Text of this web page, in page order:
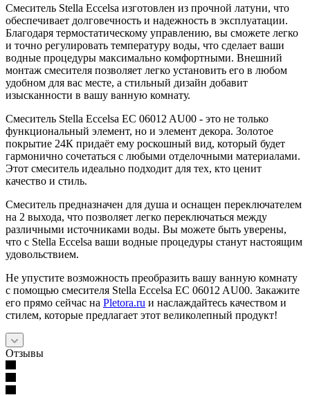
Смеситель Stella Eccelsa изготовлен из прочной латуни, что
обеспечивает долговечность и надежность в эксплуатации.
Благодаря термостатическому управлению, вы сможете легко
и точно регулировать температуру воды, что сделает ваши
водные процедуры максимально комфортными. Внешний
монтаж смесителя позволяет легко установить его в любом
удобном для вас месте, а стильный дизайн добавит
изысканности в вашу ванную комнату.
Смеситель Stella Eccelsa EC 06012 AU00 - это не только
функциональный элемент, но и элемент декора. Золотое
покрытие 24К придаёт ему роскошный вид, который будет
гармонично сочетаться с любыми отделочными материалами.
Этот смеситель идеально подходит для тех, кто ценит
качество и стиль.
Смеситель предназначен для душа и оснащен переключателем
на 2 выхода, что позволяет легко переключаться между
различными источниками воды. Вы можете быть уверены,
что с Stella Eccelsa ваши водные процедуры станут настоящим
удовольствием.
Не упустите возможность преобразить вашу ванную комнату
с помощью смесителя Stella Eccelsa EC 06012 AU00. Закажите
его прямо сейчас на Pletora.ru и наслаждайтесь качеством и
стилем, которые предлагает этот великолепный продукт!
Отзывы